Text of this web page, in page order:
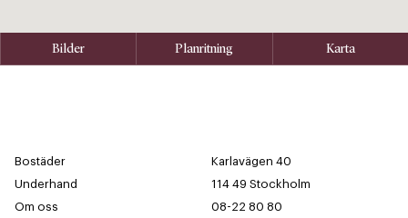
Bilder Planritning Karta
Bostäder
Underhand
Om oss
Karlavägen 40
114 49 Stockholm
08-22 80 80